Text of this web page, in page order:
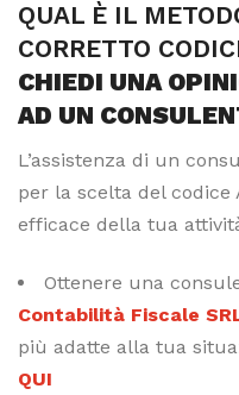
QUAL È IL
CORRETTO
CHIEDI UNA
AD UN
L’assistenza di un
per la scelta del codice
efficace della tua
Ottenere una
Contabilità Fiscale
più adatte alla tua
QUI